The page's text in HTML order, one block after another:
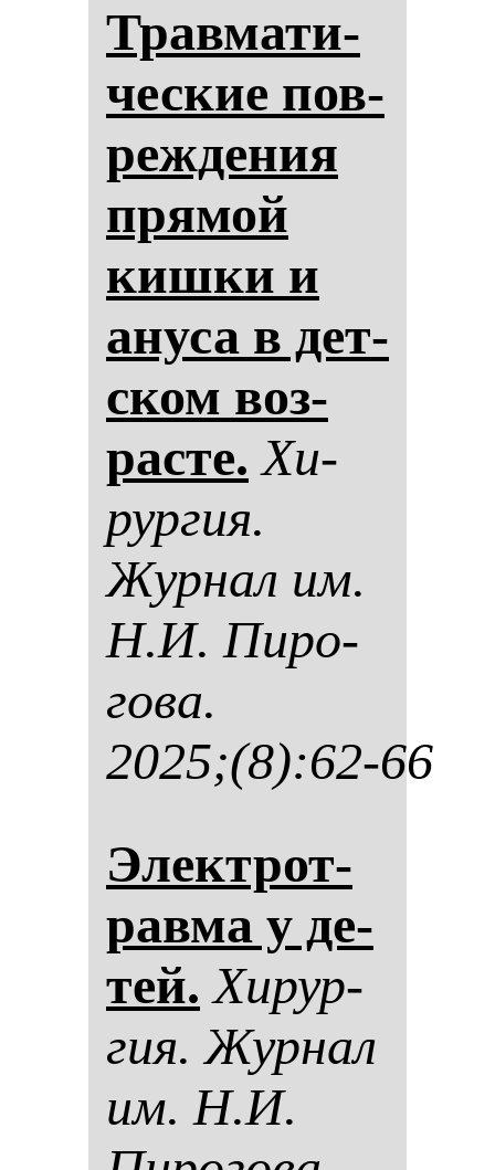
Трав­ма­ти­
чес­кие пов­
реж­де­ния
пря­мой
киш­ки и
ану­са в дет­
ском воз­
рас­те. Хи­
рур­гия.
Жур­нал им.
Н.И. Пи­ро­
го­ва.
2025;(8):62-66
Элек­трот­
рав­ма у де­
тей. Хи­рур­
гия. Жур­нал
им. Н.И.